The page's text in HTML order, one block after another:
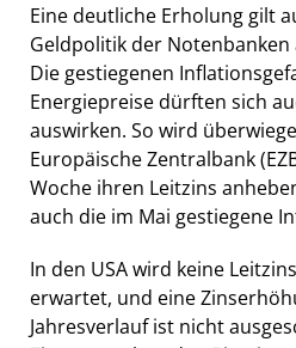
Eine deutliche Erholung gilt
Geldpolitik der
Die gestiegenen
Energiepreise dürften sich
auswirken. So wird
Europäische Zentralbank
Woche ihren Leitzins
auch die im Mai gestiegene
In den USA wird keine
erwartet, und eine
Jahresverlauf ist nicht